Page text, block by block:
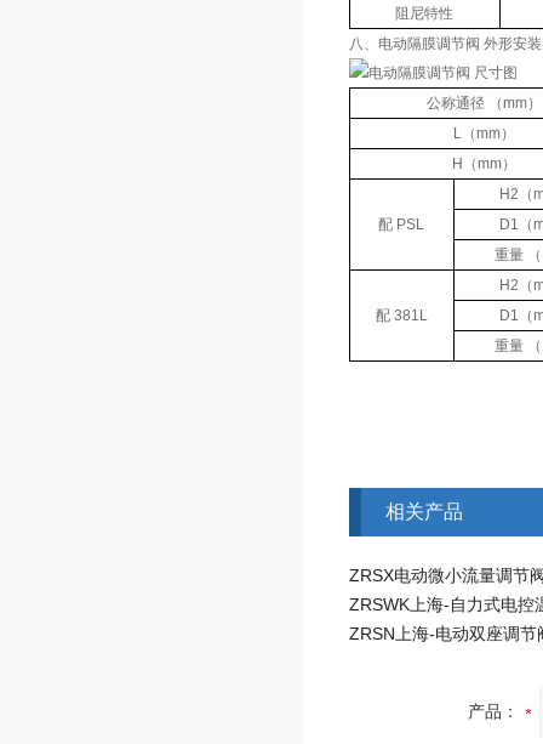
阻尼特性
八、电动隔膜调节阀 外形安
公称通径 （mm）
L（mm）
H（mm）
配 PSL
H2（
D1（
重量
配 381L
H2（
D1（
重量
相关产品
ZRSX电动微小流量调节
产品：